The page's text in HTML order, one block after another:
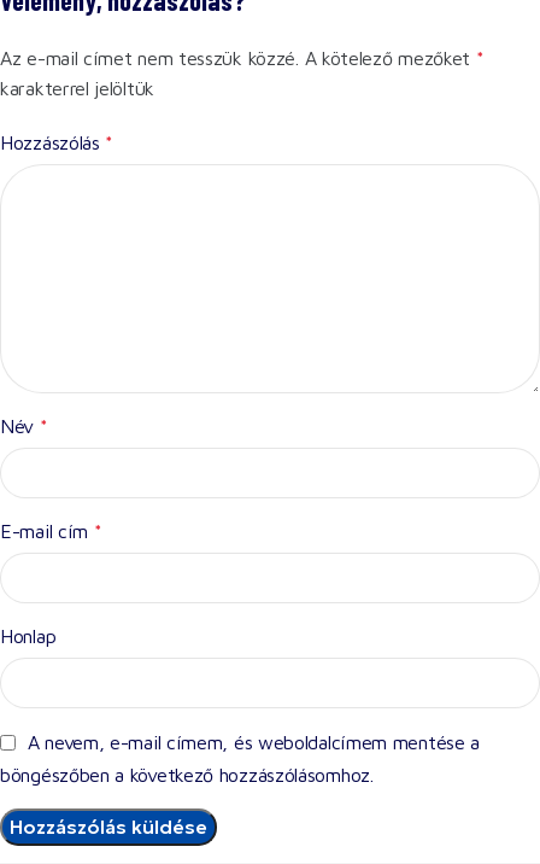
Az e-mail címet nem tesszük közzé. A kötelező mezőket *
karakterrel jelöltük
Hozzászólás *
Név *
E-mail cím *
Honlap
A nevem, e-mail címem, és weboldalcímem mentése a
böngészőben a következő hozzászólásomhoz.